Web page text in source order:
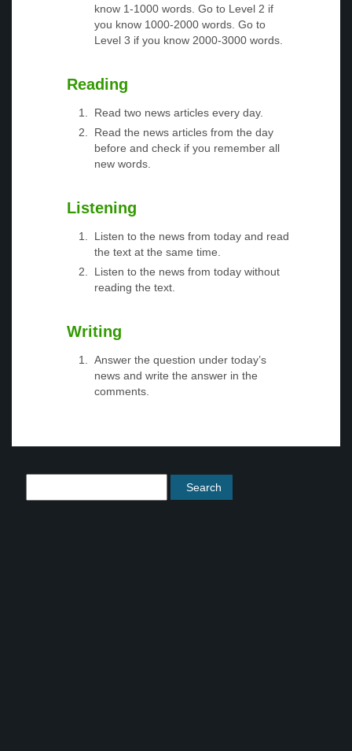
know 1-1000 words. Go to Level 2 if
you know 1000-2000 words. Go to
Level 3 if you know 2000-3000 words.
Reading
Read two news articles every day.
Read the news articles from the day
before and check if you remember all
new words.
Listening
Listen to the news from today and read
the text at the same time.
Listen to the news from today without
reading the text.
Writing
Answer the question under today’s
news and write the answer in the
comments.